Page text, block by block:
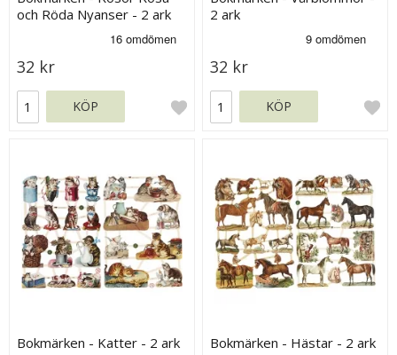
och Röda Nyanser - 2 ark
32 kr
KÖP
2 ark
32 kr
KÖP
Bokmärken - Katter - 2 ark Bokmärken - Hästar - 2 ark